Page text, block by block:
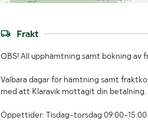
Frakt
OBS! All upphämtning samt bokning av
Valbara dagar för hämtning samt
med att Klaravik mottagit din betalning.
Öppettider: Tisdag-torsdag 09:00-15:00